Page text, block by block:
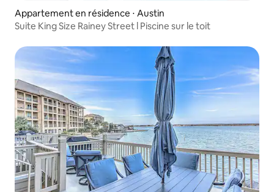
Appartement en résidence ⋅ Austin
Suite King Size Rainey Street l Piscine sur le toit